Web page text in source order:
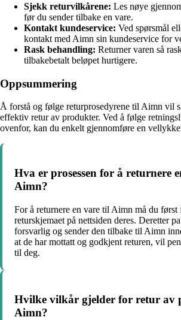
Sjekk returvilkårene: Les nøye
før du sender tilbake en vare.
Kontakt kundeservice: Ved spørsmål
kontakt med Aimn sin kundeservice for
Rask behandling: Returner varen så
tilbakebetalt beløpet hurtigere.
Oppsummering
Å forstå og følge returprosedyrene til Aimn vil
effektiv retur av produkter. Ved å følge
ovenfor, kan du enkelt gjennomføre en
Hva er prosessen for å returnere
Aimn?
For å returnere en vare til Aimn må du først
returskjemaet på nettsiden deres. Deretter
forsvarlig og sender den tilbake til Aimn
at de har mottatt og godkjent returen, vil
til deg.
Hvilke vilkår gjelder for retur av
Aimn?